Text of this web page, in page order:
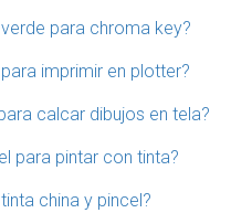
para chroma key?
imprimir en plotter?
calcar dibujos en tela?
para pintar con tinta?
china y pincel?